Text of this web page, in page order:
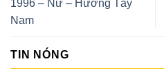
1996 – Nữ – Hướng Tây
Nam
TIN NÓNG